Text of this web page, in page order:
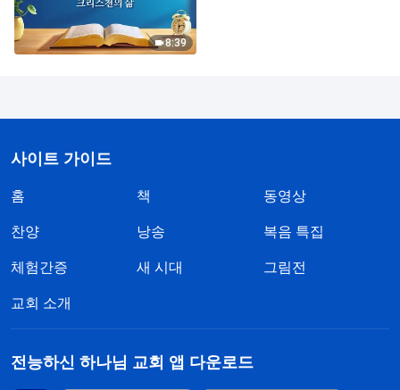
8:39
사이트 가이드
홈 책 동영상
찬양 낭송 복음 특집
체험간증 새 시대 그림전
교회 소개
전능하신 하나님 교회 앱 다운로드